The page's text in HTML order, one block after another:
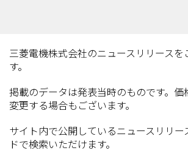
三菱電機株式会社のニュースリリースを
す。
掲載のデータは発表当時のものです。価
変更する場合もございます。
サイト内で公開しているニュースリリー
ドで検索いただけます。